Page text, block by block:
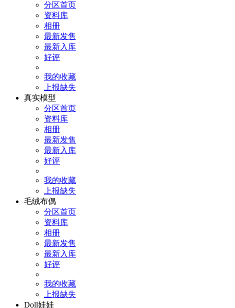
分区首页
资料库
相册
最新发售
最新入库
好评
我的收藏
上报缺失
真实模型
分区首页
资料库
相册
最新发售
最新入库
好评
我的收藏
上报缺失
毛绒布偶
分区首页
资料库
相册
最新发售
最新入库
好评
我的收藏
上报缺失
Doll娃娃